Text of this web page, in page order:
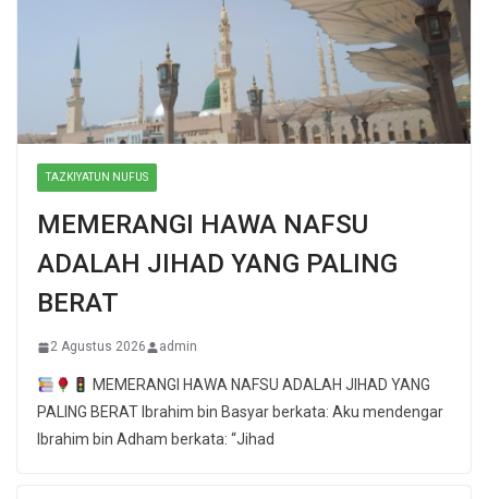
TAZKIYATUN NUFUS
MEMERANGI HAWA NAFSU
ADALAH JIHAD YANG PALING
BERAT
2 Agustus 2026 admin
MEMERANGI HAWA NAFSU ADALAH JIHAD YANG
PALING BERAT Ibrahim bin Basyar berkata: Aku mendengar
Ibrahim bin Adham berkata: “Jihad